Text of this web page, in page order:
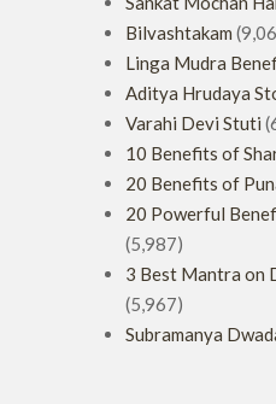
Bilvashtakam
Linga Mudra
Aditya Hrudaya
Varahi Devi Stuti
10 Benefits of
20 Benefits of
20 Powerful
(5,987)
3 Best Mantra on
(5,967)
Subramanya